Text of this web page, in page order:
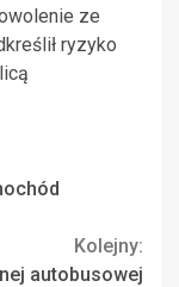
ze
ryzyko
Kolejny:
autobusowej